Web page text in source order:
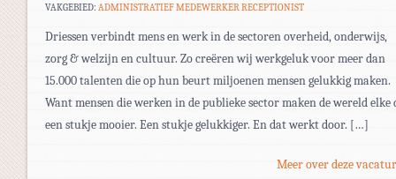
VAKGEBIED: ADMINISTRATIEF MEDEWERKER RECEPTIONIST
Driessen verbindt mens en werk in de sectoren overheid, onderwijs,
zorg & welzijn en cultuur. Zo creëren wij werkgeluk voor meer dan
15.000 talenten die op hun beurt miljoenen mensen gelukkig maken.
Want mensen die werken in de publieke sector maken de wereld elke
een stukje mooier. Een stukje gelukkiger. En dat werkt door. […]
Meer over deze